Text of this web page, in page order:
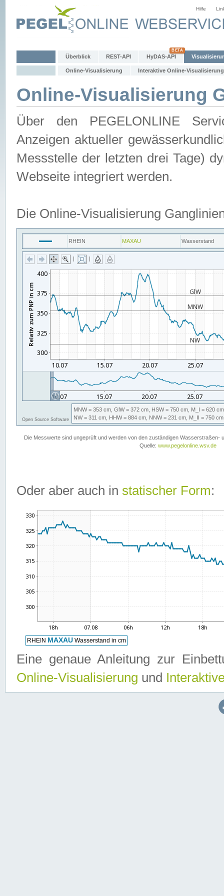
Hilfe
Überblick REST-API HyDAS-API
Online-Visualisierung Interaktive Online-Visualisierung
Online-Visualisierung
Über den PEGELONLINE
Anzeigen aktueller
Messstelle der letzten drei Tage)
Webseite integriert werden.
Die Online-Visualisierung
Oder aber auch in statischer Form:
Eine genaue Anleitung zur
Online-Visualisierung und